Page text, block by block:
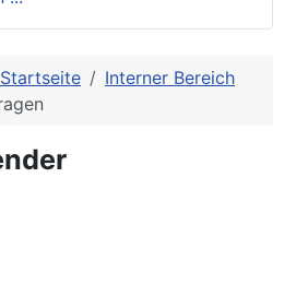
Startseite
Interner Bereich